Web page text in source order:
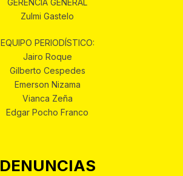
GERENCIA GENERAL
Zulmi Gastelo
EQUIPO PERIODÍSTICO:
Jairo Roque
Gilberto Cespedes
Emerson Nizama
Vianca Zeña
Edgar Pocho Franco
DENUNCIAS